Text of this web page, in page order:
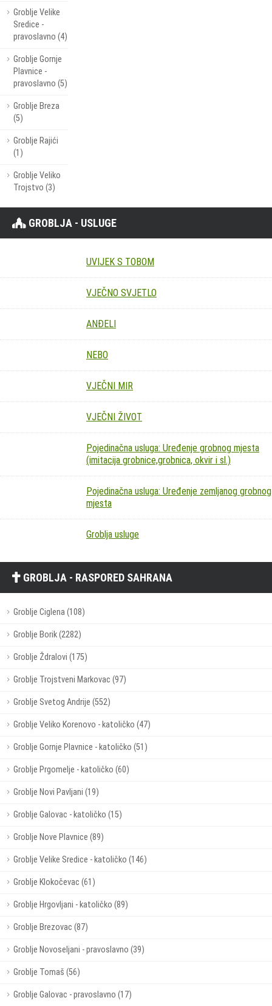
Groblje Velike
Sredice -
pravoslavno (4)
Groblje Gornje
Plavnice -
pravoslavno (5)
Groblje Breza
(5)
Groblje Rajići
(1)
Groblje Veliko
Trojstvo (3)
GROBLJA - USLUGE
UVIJEK S TOBOM
VJEČNO SVJETLO
ANĐELI
NEBO
VJEČNI MIR
VJEČNI ŽIVOT
Pojedinačna usluga: Uređenje grobnog mjesta
(imitacija grobnice,grobnica, okvir i sl.)
Pojedinačna usluga: Uređenje zemljanog grobnog
mjesta
Groblja usluge
GROBLJA - RASPORED SAHRANA
Groblje Ciglena (108)
Groblje Borik (2282)
Groblje Ždralovi (175)
Groblje Trojstveni Markovac (97)
Groblje Svetog Andrije (552)
Groblje Veliko Korenovo - katoličko (47)
Groblje Gornje Plavnice - katoličko (51)
Groblje Prgomelje - katoličko (60)
Groblje Novi Pavljani (19)
Groblje Galovac - katoličko (15)
Groblje Nove Plavnice (89)
Groblje Velike Sredice - katoličko (146)
Groblje Klokočevac (61)
Groblje Hrgovljani - katoličko (89)
Groblje Brezovac (87)
Groblje Novoseljani - pravoslavno (39)
Groblje Tomaš (56)
Groblje Galovac - pravoslavno (17)